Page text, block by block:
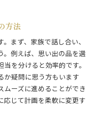
方法
まず、家族で話し合い、
。例えば、思い出の品を選
を分けると効率的です。
か疑問に思う方もいます
ムーズに進めることができ
応じて計画を柔軟に変更す